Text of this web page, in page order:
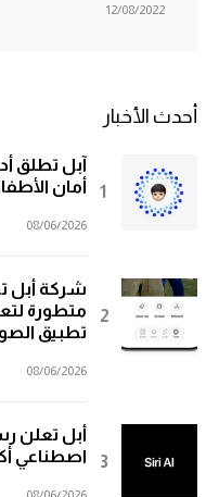
12/08/2022
أحدث الأخبار
آبل تطلق
أمان
08/06/2026
شركة أبل
متطورة
تطبيق
08/06/2026
اصطناعي